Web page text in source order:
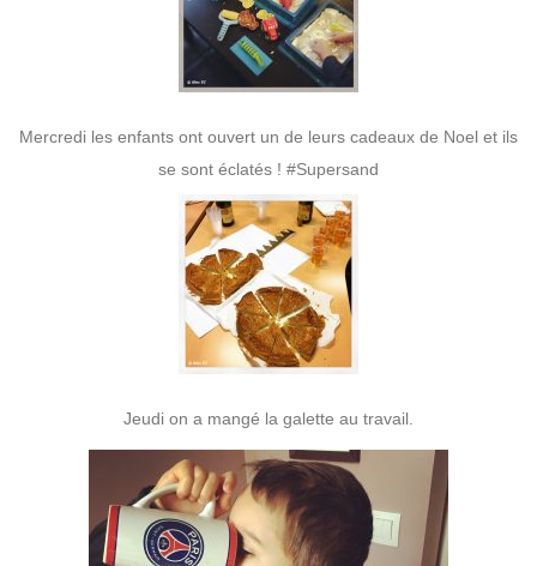
Mercredi les enfants ont ouvert un de leurs cadeaux de Noel et ils
se sont éclatés ! #Supersand
Jeudi on a mangé la galette au travail.